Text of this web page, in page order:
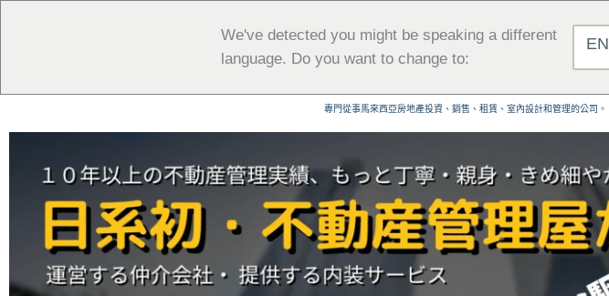
We've detected you might be speaking a different
language. Do you want to change to:
EN
容
專門從事馬來西亞房地產投資、銷售、租賃、室內設計和管理的公司。